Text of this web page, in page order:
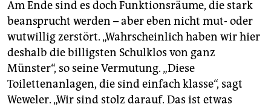
Am Ende sind es doch Funktionsräume, die stark
beansprucht werden – aber eben nicht mut- oder
wutwillig zerstört. „Wahrscheinlich haben wir hier
deshalb die billigsten Schulklos von ganz
Münster“, so seine Vermutung. „Diese
Toilettenanlagen, die sind einfach klasse“, sagt
Weweler. „Wir sind stolz darauf. Das ist etwas